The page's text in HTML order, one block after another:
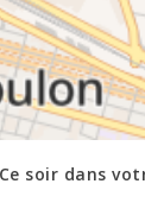
soir dans